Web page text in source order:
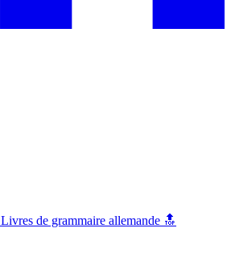
Livres de grammaire allemande 🔝